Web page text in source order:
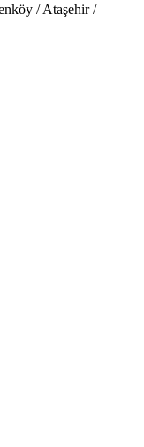
/ Ataşehir /